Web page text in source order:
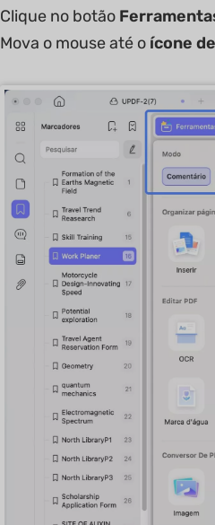
Clique no botão
Mova o mouse até oícone